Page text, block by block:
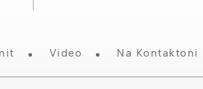
Video Na Kontaktoni